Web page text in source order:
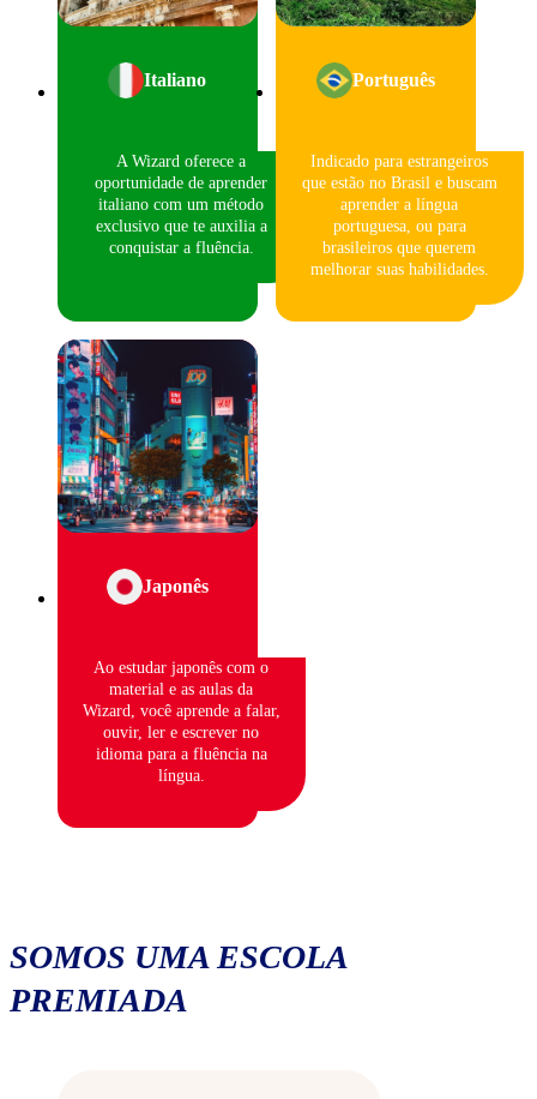
Italiano
A Wizard oferece a
oportunidade de aprender
italiano com um método
exclusivo que te auxilia a
conquistar a fluência.
Português
Indicado para estrangeiros
que estão no Brasil e buscam
aprender a língua
portuguesa, ou para
brasileiros que querem
melhorar suas habilidades.
Japonês
Ao estudar japonês com o
material e as aulas da
Wizard, você aprende a falar,
ouvir, ler e escrever no
idioma para a fluência na
língua.
SOMOS UMA ESCOLA
PREMIADA